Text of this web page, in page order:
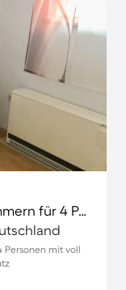
Tolles Ferienhaus mit 2 Schlafzimmern für 4 Personen
Personen mit voll